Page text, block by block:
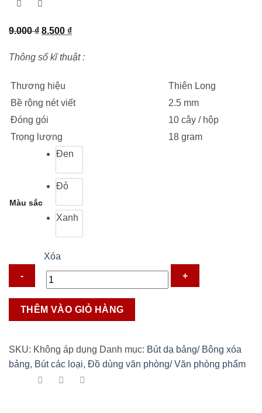
9.000₫ Giá
là:
8.500 ₫Giá
tại
Thông số kĩ thuật :
Thương hiệu
Thiên Long
Bề rộng nét viết
2.5 mm
Đóng gói
10 cây / hộp
Trọng lượng
18 gram
Màu sắc
Đen
Đỏ
Xanh
Xóa
Bút
Thiên
Long
THÊM VÀO GIỎ HÀNG
SKU: Không áp dụng Danh mục: Bút dạ bảng/ Bông xóa
bảng, Bút các loại, Đồ dùng văn phòng/ Văn phòng phẩm